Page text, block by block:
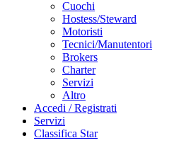
Cuochi
Hostess/Steward
Motoristi
Tecnici/Manutentori
Brokers
Charter
Servizi
Altro
Accedi / Registrati
Servizi
Classifica Star